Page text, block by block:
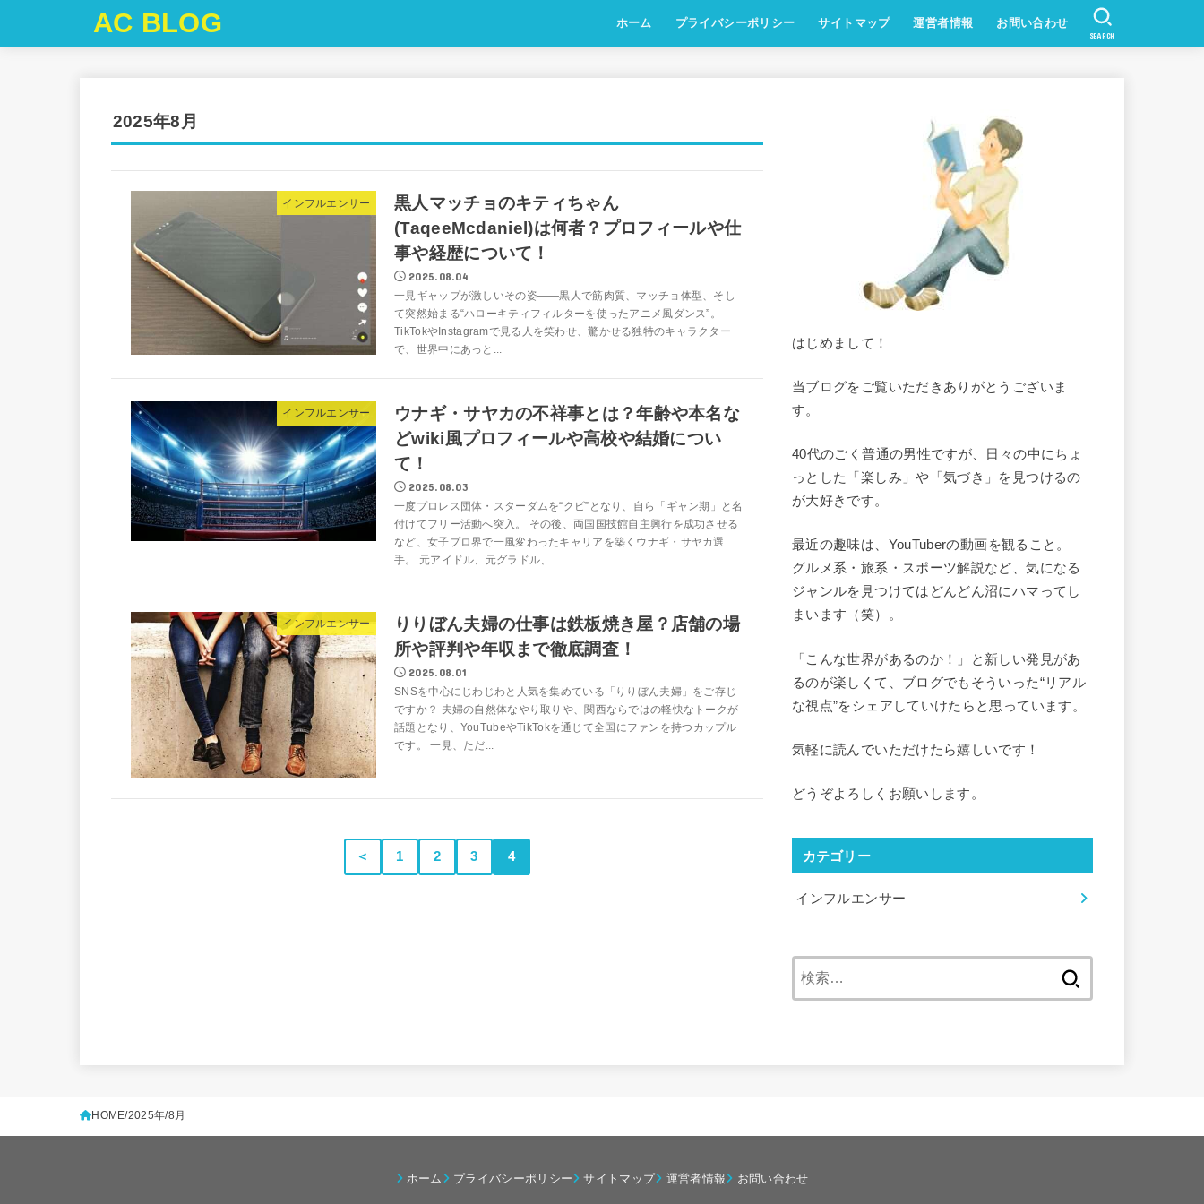
AC BLOG ホーム プライバシーポリシー サイトマップ 運営者情報 お問い合わせ
SEARCH
2025年8月
インフルエンサー
黒人マッチョのキティちゃん
(TaqeeMcdaniel)は何者？プロフィールや仕
事や経歴について！
2025.08.04
一見ギャップが激しいその姿――黒人で筋肉質、マッチョ体型、そし
て突然始まる“ハローキティフィルターを使ったアニメ風ダンス”。
TikTokやInstagramで見る人を笑わせ、驚かせる独特のキャラクター
で、世界中にあっと...
インフルエンサー
ウナギ・サヤカの不祥事とは？年齢や本名な
どwiki風プロフィールや高校や結婚につい
て！
2025.08.03
一度プロレス団体・スターダムを“クビ”となり、自ら「ギャン期」と名
付けてフリー活動へ突入。 その後、両国国技館自主興行を成功させる
など、女子プロ界で一風変わったキャリアを築くウナギ・サヤカ選
手。 元アイドル、元グラドル、...
インフルエンサー
りりぼん夫婦の仕事は鉄板焼き屋？店舗の場
所や評判や年収まで徹底調査！
2025.08.01
SNSを中心にじわじわと人気を集めている「りりぼん夫婦」をご存じ
ですか？ 夫婦の自然体なやり取りや、関西ならではの軽快なトークが
話題となり、YouTubeやTikTokを通じて全国にファンを持つカップル
です。 一見、ただ...
＜ 1 2 3 4
はじめまして！
当ブログをご覧いただきありがとうございま
す。
40代のごく普通の男性ですが、日々の中にちょ
っとした「楽しみ」や「気づき」を見つけるの
が大好きです。
最近の趣味は、YouTuberの動画を観ること。
グルメ系・旅系・スポーツ解説など、気になる
ジャンルを見つけてはどんどん沼にハマってし
まいます（笑）。
「こんな世界があるのか！」と新しい発見があ
るのが楽しくて、ブログでもそういった“リアル
な視点”をシェアしていけたらと思っています。
気軽に読んでいただけたら嬉しいです！
どうぞよろしくお願いします。
カテゴリー
インフルエンサー
HOME 2025年 8月
ホーム プライバシーポリシー サイトマップ 運営者情報 お問い合わせ